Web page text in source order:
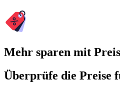
Mehr sparen mit
Überprüfe die Preise